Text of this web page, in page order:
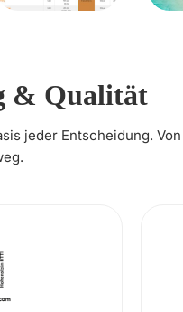
& Qualität
jeder Entscheidung.